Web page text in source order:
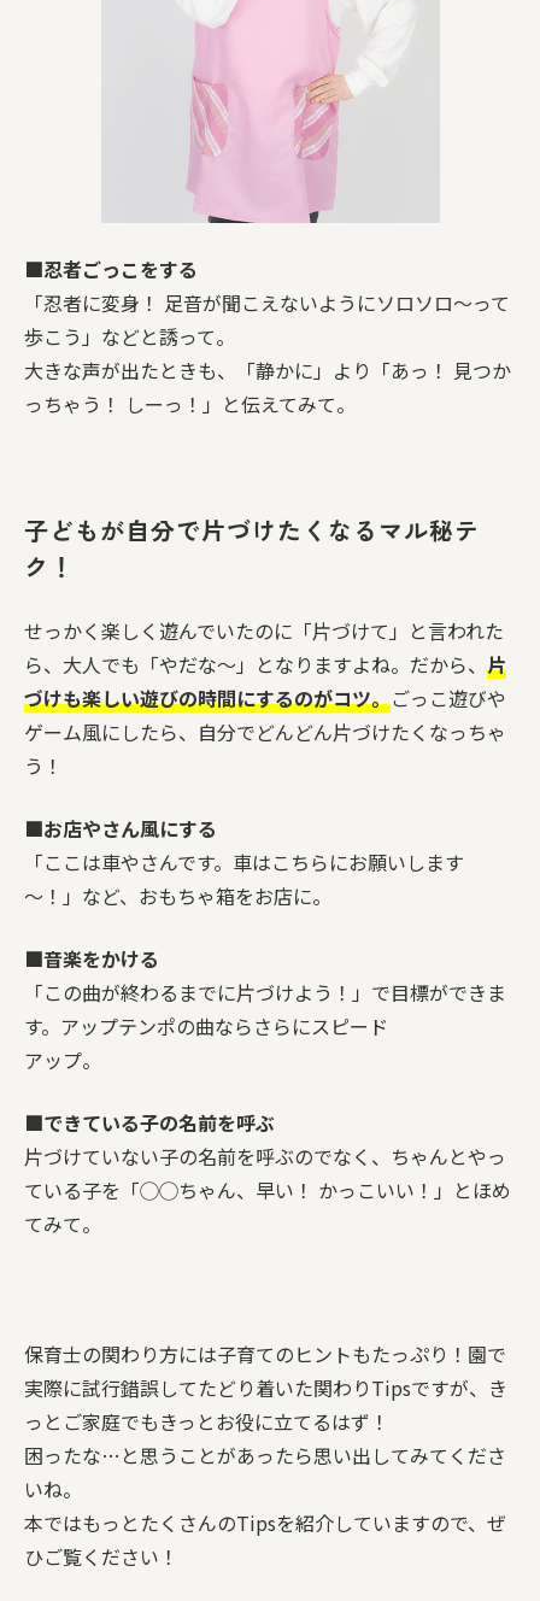
■忍者ごっこをする
「忍者に変身！ 足音が聞こえないようにソロソロ～って
歩こう」などと誘って。
大きな声が出たときも、「静かに」より「あっ！ 見つか
っちゃう！ しーっ！」と伝えてみて。
子どもが自分で片づけたくなるマル秘テ
ク！
せっかく楽しく遊んでいたのに「片づけて」と言われた
ら、大人でも「やだな～」となりますよね。だから、 片
づけも楽しい遊びの時間にするのがコツ。ごっこ遊びや
ゲーム風にしたら、自分でどんどん片づけたくなっちゃ
う！
■お店やさん風にする
「ここは車やさんです。車はこちらにお願いします
～！」など、おもちゃ箱をお店に。
■音楽をかける
「この曲が終わるまでに片づけよう！」で目標ができま
す。アップテンポの曲ならさらにスピード
アップ。
■できている子の名前を呼ぶ
片づけていない子の名前を呼ぶのでなく、ちゃんとやっ
ている子を「◯◯ちゃん、早い！ かっこいい！」とほめ
てみて。
保育士の関わり方には子育てのヒントもたっぷり！園で
実際に試行錯誤してたどり着いた関わりTipsですが、き
っとご家庭でもきっとお役に立てるはず！
困ったな…と思うことがあったら思い出してみてくださ
いね。
本ではもっとたくさんのTipsを紹介していますので、ぜ
ひご覧ください！